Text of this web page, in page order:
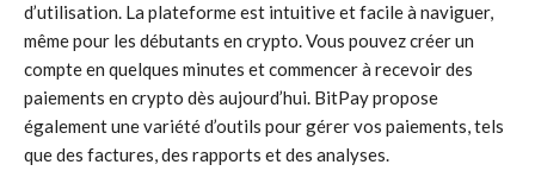
d’utilisation. La plateforme est intuitive et facile à naviguer,
même pour les débutants en crypto. Vous pouvez créer un
compte en quelques minutes et commencer à recevoir des
paiements en crypto dès aujourd’hui. BitPay propose
également une variété d’outils pour gérer vos paiements, tels
que des factures, des rapports et des analyses.